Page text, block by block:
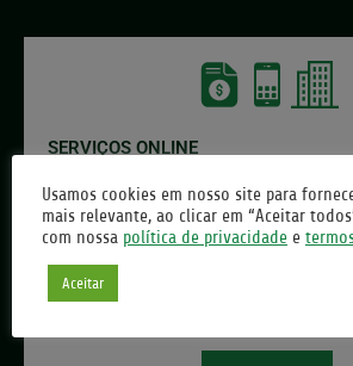
SERVIÇOS ONLINE
Facilitamos sua vida condominial com
integrada e acessível. A partir de um
pode atualizar seus boletos, acessar a
condômino e explorar o nosso aplicativo.
Usamos cookies em nosso site para
mais relevante, ao clicar em “Aceitar
com nossa política de privacidade e
Aceitar